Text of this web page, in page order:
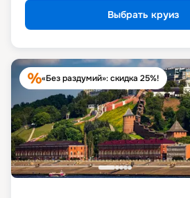
Выбрать круиз
«Без раздумий»: скидка 25%!